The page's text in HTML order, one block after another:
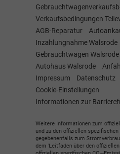
Verkaufsbedingungen
AGB-Reparatur
Inzahlungnahme Walsrode
Gebrauchtwagen Walsrode
Autohaus Walsrode
Impressum
Datenschutz
Cookie-Einstellungen
Informationen zur
Weitere Informationen zum
und zu den offiziellen spezifischen
gegebenenfalls zum
dem 'Leitfaden über den